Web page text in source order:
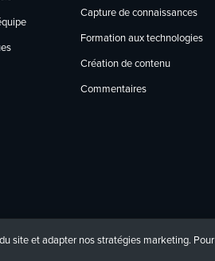
Capture de connaissances
Formation aux technologies
Création de contenu
Commentaires
site et adapter nos stratégies marketing. Pour